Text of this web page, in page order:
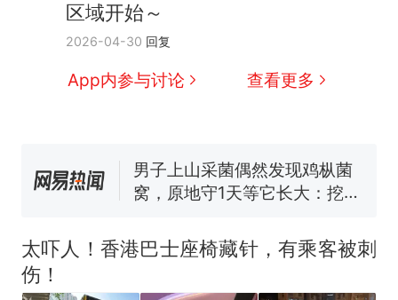
区域开始～
2026-04-30 回复
App内参与讨论 查看更多
热
因老师一句“跟我回家”改写了
人生
新 制裁瓜子饺子，美国怕什
协会回应
男子上山采菌偶然发现鸡枞菌
窝，原地守1天等它长大：挖了
回大海 目击者直呼震惊 （视频
来源：参考消息）
笔试第一被第二名传话劝弃考
官方通报
太吓人！香港巴士座椅藏针，有乘客被刺
伤！